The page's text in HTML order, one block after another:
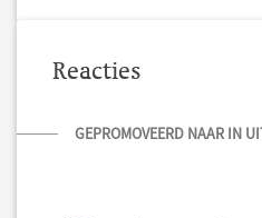
Reacties
GEPROMOVEERD NAAR IN